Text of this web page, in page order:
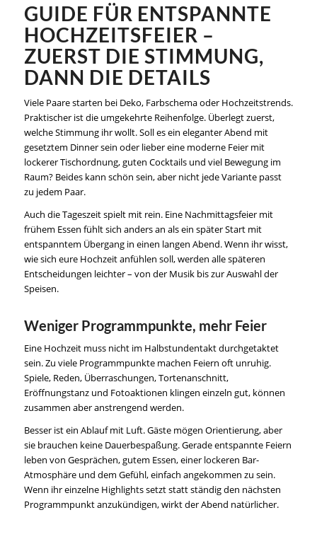
GUIDE FÜR ENTSPANNTE
HOCHZEITSFEIER –
ZUERST DIE STIMMUNG,
DANN DIE DETAILS
Viele Paare starten bei Deko, Farbschema oder Hochzeitstrends.
Praktischer ist die umgekehrte Reihenfolge. Überlegt zuerst,
welche Stimmung ihr wollt. Soll es ein eleganter Abend mit
gesetztem Dinner sein oder lieber eine moderne Feier mit
lockerer Tischordnung, guten Cocktails und viel Bewegung im
Raum? Beides kann schön sein, aber nicht jede Variante passt
zu jedem Paar.
Auch die Tageszeit spielt mit rein. Eine Nachmittagsfeier mit
frühem Essen fühlt sich anders an als ein später Start mit
entspanntem Übergang in einen langen Abend. Wenn ihr wisst,
wie sich eure Hochzeit anfühlen soll, werden alle späteren
Entscheidungen leichter – von der Musik bis zur Auswahl der
Speisen.
Weniger Programmpunkte, mehr Feier
Eine Hochzeit muss nicht im Halbstundentakt durchgetaktet
sein. Zu viele Programmpunkte machen Feiern oft unruhig.
Spiele, Reden, Überraschungen, Tortenanschnitt,
Eröffnungstanz und Fotoaktionen klingen einzeln gut, können
zusammen aber anstrengend werden.
Besser ist ein Ablauf mit Luft. Gäste mögen Orientierung, aber
sie brauchen keine Dauerbespaßung. Gerade entspannte Feiern
leben von Gesprächen, gutem Essen, einer lockeren Bar-
Atmosphäre und dem Gefühl, einfach angekommen zu sein.
Wenn ihr einzelne Highlights setzt statt ständig den nächsten
Programmpunkt anzukündigen, wirkt der Abend natürlicher.